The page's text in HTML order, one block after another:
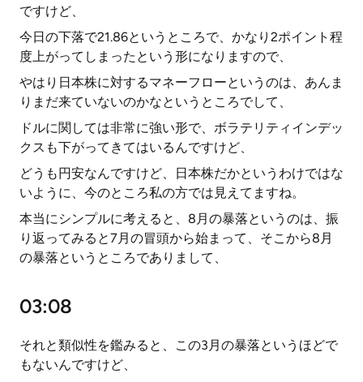
ですけど、
今日の下落で21.86というところで、かなり2ポイント程
度上がってしまったという形になりますので、
やはり日本株に対するマネーフローというのは、あんま
りまだ来ていないのかなというところでして、
ドルに関しては非常に強い形で、ボラテリティインデッ
クスも下がってきてはいるんですけど、
どうも円安なんですけど、日本株だかというわけではな
いように、今のところ私の方では見えてますね。
本当にシンプルに考えると、8月の暴落というのは、振
り返ってみると7月の冒頭から始まって、そこから8月
の暴落というところでありまして、
03:08
それと類似性を鑑みると、この3月の暴落というほどで
もないんですけど、